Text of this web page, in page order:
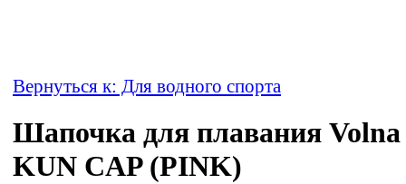
Вернуться к: Для водного спорта
Шапочка для плавания Volna
KUN CAP (PINK)